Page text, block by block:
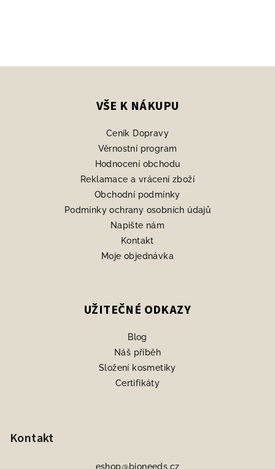
VŠE K NÁKUPU
Ceník Dopravy
Věrnostní program
Hodnocení obchodu
Reklamace a vrácení zboží
Obchodní podmínky
Podmínky ochrany osobních údajů
Napište nám
Kontakt
Moje objednávka
UŽITEČNÉ ODKAZY
Blog
Náš příběh
Složení kosmetiky
Certifikáty
Kontakt
eshop@bioneeds.cz